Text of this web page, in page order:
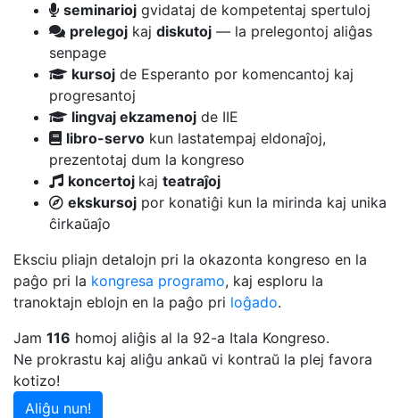
seminarioj gvidataj de kompetentaj spertuloj
prelegoj kaj diskutoj — la prelegontoj aliĝas
senpage
kursoj de Esperanto por komencantoj kaj
progresantoj
lingvaj ekzamenoj de IIE
libro-servo kun lastatempaj eldonaĵoj,
prezentotaj dum la kongreso
koncertoj kaj teatraĵoj
ekskursoj por konatiĝi kun la mirinda kaj unika
ĉirkaŭaĵo
Eksciu pliajn detalojn pri la okazonta kongreso en la
paĝo pri la kongresa programo, kaj esploru la
tranoktajn eblojn en la paĝo pri loĝado.
Jam 116 homoj aliĝis al la 92-a Itala Kongreso.
Ne prokrastu kaj aliĝu ankaŭ vi kontraŭ la plej favora
kotizo!
Aliĝu nun!